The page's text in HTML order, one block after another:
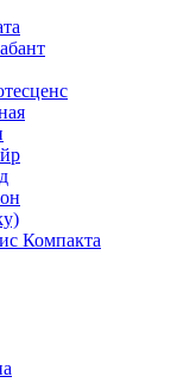
Компакта